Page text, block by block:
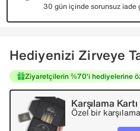
30 gün içinde sorunsuz iade
Hediyenizi Zirveye
Ziyaretçilerin %70’i hediyelerine
Karşılama Kartı
Özel bir